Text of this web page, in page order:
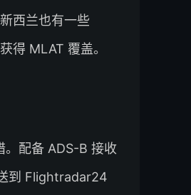
西兰也有一些
得 MLAT 覆盖。
配备 ADS-B 接收
到 Flightradar24